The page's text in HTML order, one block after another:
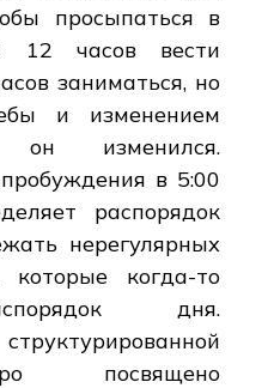
просыпаться в
12 часов вести
заниматься, но
и изменением
изменился.
в 5:00
распорядок
нерегулярных
когда-то
дня.
посвящено